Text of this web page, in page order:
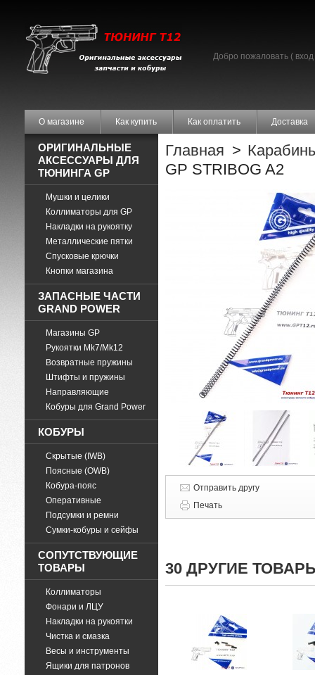
О магазине Как купить Как оплатить Доставка
Добро пожаловать ( вход
ОРИГИНАЛЬНЫЕ
АКСЕССУАРЫ ДЛЯ
ТЮНИНГА GP
Мушки и целики
Коллиматоры для GP
Накладки на рукоятку
Металлические пятки
Спусковые крючки
Кнопки магазина
ЗАПАСНЫЕ ЧАСТИ
GRAND POWER
Магазины GP
Рукоятки Mk7/Mk12
Возвратные пружины
Штифты и пружины
Направляющие
Кобуры для Grand Power
КОБУРЫ
Скрытые (IWB)
Поясные (OWB)
Кобура-пояс
Оперативные
Подсумки и ремни
Cумки-кобуры и сейфы
СОПУТСТВУЮЩИЕ
ТОВАРЫ
Коллиматоры
Фонари и ЛЦУ
Накладки на рукоятки
Чистка и смазка
Весы и инструменты
Ящики для патронов
Главная >
GP STRIBOG A2
Отправить другу
Печать
30 ДРУГИЕ